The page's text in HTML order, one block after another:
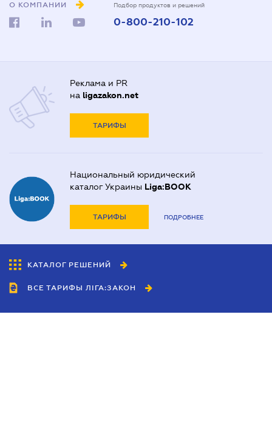
О КОМПАНИИ Подбор продуктов и решений
0-800-210-102
Реклама и PR
на ligazakon.net
ТАРИФЫ
Национальный юридический
каталог Украины Liga:BOOK
ТАРИФЫ ПОДРОБНЕЕ
КАТАЛОГ РЕШЕНИЙ
ВСЕ ТАРИФЫ ЛІГА:ЗАКОН